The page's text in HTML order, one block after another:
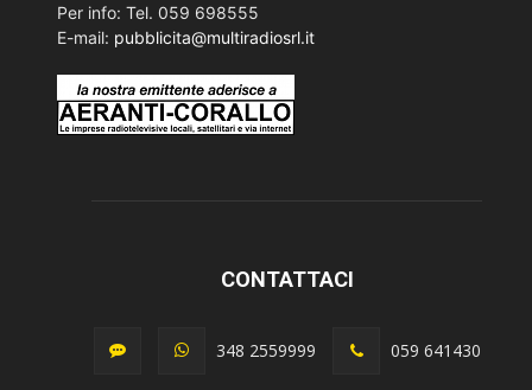
Per info: Tel. 059 698555
E-mail: pubblicita@multiradiosrl.it
CONTATTACI
348 2559999 059 641430